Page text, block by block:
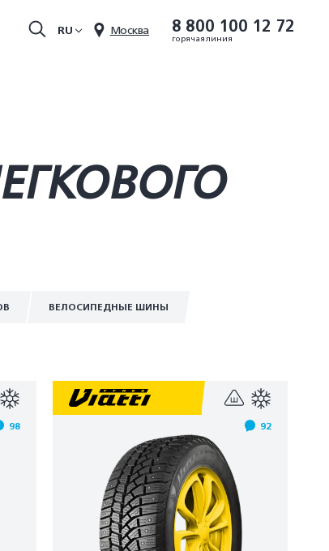
8 800 100 12 72
горячая линия
Москва
RU
ВЕЛОСИПЕДНЫЕ ШИНЫ
98 92